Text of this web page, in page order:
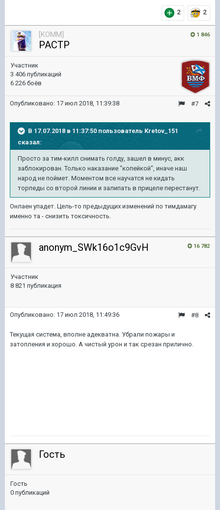
2 2
1 846
[KOMM]
PACTP
Участник
3 406 публикаций
6 226 боёв
#7
Опубликовано: 17 июл 2018, 11:39:38
В 17.07.2018 в 11:37:50 пользователь Kretov_151
сказал:
Просто за тим-килл снимать голду, зашел в минус, акк
заблокирован. Только наказание "копейкой", иначе наш
народ не поймет. Моментом все научатся не кидать
торпеды со второй линии и залипать в прицеле перестанут.
Онлаен упадет. Цель-то предыдущих изменений по тимдамагу
именно та - снизить токсичность.
16 782
anonym_SWk16o1c9GvH
Участник
8 821 публикация
#8
Опубликовано: 17 июл 2018, 11:49:36
Текущая система, вполне адекватна. Убрали пожары и
затопления и хорошо. А чистый урон и так срезан прилично.
Гость
Гость
0 публикаций